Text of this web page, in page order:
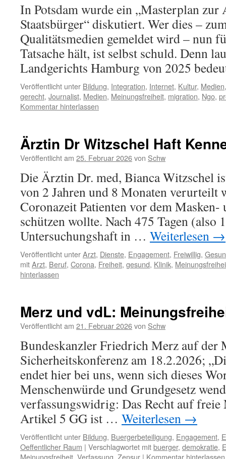
In Potsdam wurde ein „Masterplan zur
Staatsbürger“ diskutiert. Wer dies –
Qualitätsmedien gemeldet wird – nun
Tatsache hält, ist selbst schuld. Denn
Landgerichts Hamburg von 2025
Veröffentlicht unter Bildung, Integration, Internet, Kultur, Medien
gerecht, Journalist, Medien, Meinungsfreiheit, migration, Ngo,
Kommentar hinterlassen
Ärztin Dr Witzschel Haft
Veröffentlicht am 25. Februar 2026von Schw
Die Ärztin Dr. med, Bianca Witzschel
von 2 Jahren und 8 Monaten verurteilt
Coronazeit Patienten vor dem
schützen wollte. Nach 475 Tagen (also
Untersuchungshaft in … Weiterlesen →
Veröffentlicht unterArzt, Dienste, Engagement, Freiwillig,
mitArzt, Beruf, Corona, Freiheit, gesund, Klinik,
hinterlassen
Merz und vdL:
Veröffentlicht am 21. Februar 2026von Schw
Bundeskanzler Friedrich Merz auf der
Sicherheitskonferenz am 18.2.2026;
endet hier bei uns, wenn sich dieses
Menschenwürde und Grundgesetz
verfassungswidrig: Das Recht auf
Artikel 5 GG ist … Weiterlesen →
Veröffentlicht unter Bildung, Buergerbeteiligung, Engagement,
Oeffentlicher Raum | Verschlagwortet mitbuerger, demokratie,
Meinungsfreiheit, Verfassung, Zensur | Kommentar hinterlassen